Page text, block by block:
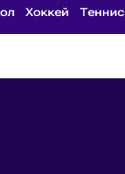
Хоккей Теннис